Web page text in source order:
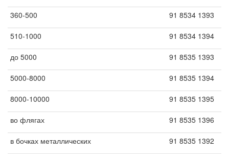
360-500 91 8534 1393
510-1000 91 8534 1394
до 5000 91 8535 1393
5000-8000 91 8535 1394
8000-10000 91 8535 1395
во флягах 91 8535 1396
в бочках металлических 91 8535 1392